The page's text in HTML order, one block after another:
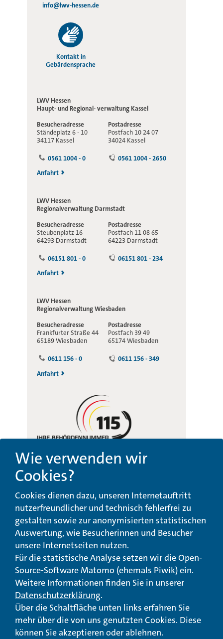
info@lwv-hessen.de
Kontakt in
Gebärdensprache
LWV Hessen
Haupt- und Regional-verwaltung Kassel
Besucheradresse
Ständeplatz 6 - 10
34117 Kassel
Postadresse
Postfach 10 24 07
34024 Kassel
0561 1004 - 0
0561 1004 - 2650
Anfahrt
LWV Hessen
Regionalverwaltung Darmstadt
Besucheradresse
Steubenplatz 16
64293 Darmstadt
Postadresse
Postfach 11 08 65
64223 Darmstadt
06151 801 - 0
06151 801 - 234
Anfahrt
LWV Hessen
RegionalverwaltungWiesbaden
Besucheradresse
Frankfurter Straße 44
65189 Wiesbaden
Postadresse
Postfach 39 49
65174 Wiesbaden
0611 156 - 0
0611 156 - 349
Anfahrt
Anregungs- und
Qualitätsmanagement
Barrierefreiheit
© Landeswohlfahrtsverband Hessen 2026
Impressum Seitenübersicht Seite drucken
nach oben
Wie verwenden wir
Cookies?
Cookies dienen dazu, unseren Internetauftritt
nutzerfreundlicher und technisch fehlerfrei zu
gestalten sowie zur anonymisierten statistischen
Auswertung, wie Besucherinnen und Besucher
unsere Internetseiten nutzen.
Für die statistische Analyse setzen wir die Open-
Source-Software Matomo (ehemals Piwik) ein.
Weitere Informationen finden Sie in unserer
Datenschutzerklärung.
Über die Schaltfläche unten links erfahren Sie
mehr über die von uns genutzten Cookies. Diese
können Sie akzeptieren oder ablehnen.